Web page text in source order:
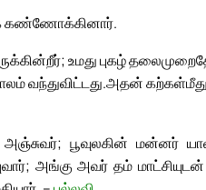
கண்ணோக்கினார்.
உமது புகழ்
வந்துவிட்டது.அதன்
பூவுலகின் மன்னர்
அங்கு அவர் தம் மாட்சியுடன்